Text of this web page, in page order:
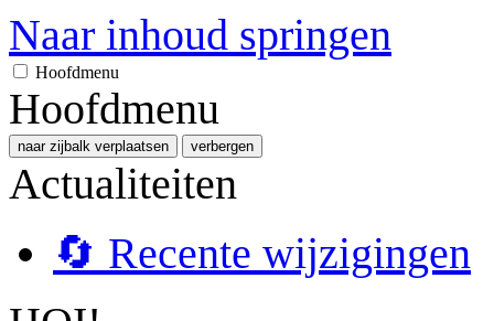
Naar inhoud springen
Hoofdmenu
Hoofdmenu
naar zijbalk verplaatsen verbergen
Actualiteiten
🔄 Recente wijzigingen